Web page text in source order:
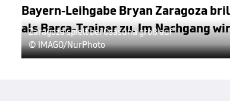
Bayern-Leihgabe Bryan Zaragoza
als Barca-Trainer zu. Im Nachgang
Zaragoza spielt bei Osasuna groß auf
© IMAGO/NurPhoto